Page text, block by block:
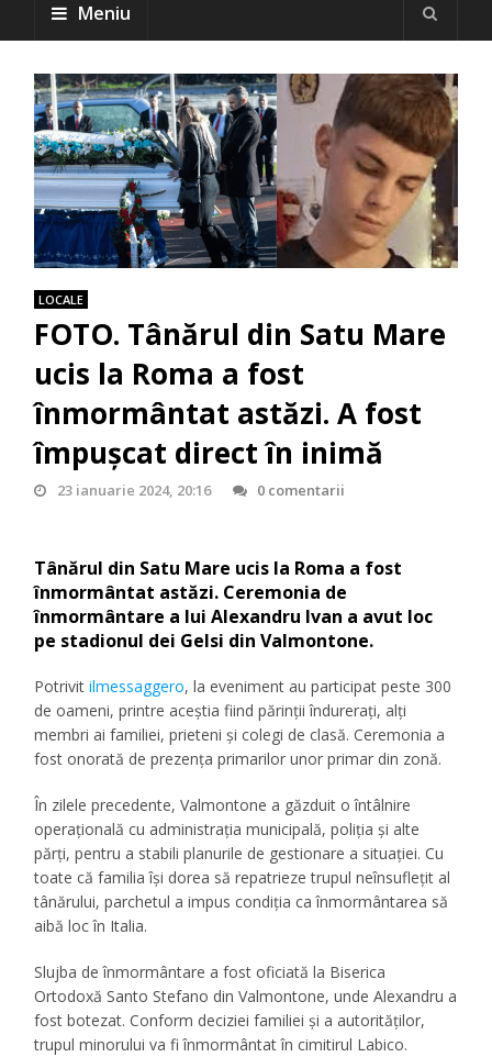
Meniu
LOCALE
FOTO. Tânărul din Satu Mare
ucis la Roma a fost
înmormântat astăzi. A fost
împuşcat direct în inimă
23 ianuarie 2024, 20:16 0 comentarii
Tânărul din Satu Mare ucis la Roma a fost
înmormântat astăzi. Ceremonia de
înmormântare a lui Alexandru Ivan a avut loc
pe stadionul dei Gelsi din Valmontone.
Potrivitilmessaggero, la eveniment au participat peste 300
de oameni, printre aceștia fiind părinții îndurerați, alți
membri ai familiei, prieteni și colegi de clasă. Ceremonia a
fost onorată de prezența primarilor unor primar din zonă.
În zilele precedente, Valmontone a găzduit o întâlnire
operațională cu administrația municipală, poliția și alte
părți, pentru a stabili planurile de gestionare a situației. Cu
toate că familia își dorea să repatrieze trupul neînsuflețit al
tânărului, parchetul a impus condiția ca înmormântarea să
aibă loc în Italia.
Slujba de înmormântare a fost oficiată la Biserica
Ortodoxă Santo Stefano din Valmontone, unde Alexandru a
fost botezat. Conform deciziei familiei și a autorităților,
trupul minorului va fi înmormântat în cimitirul Labico.